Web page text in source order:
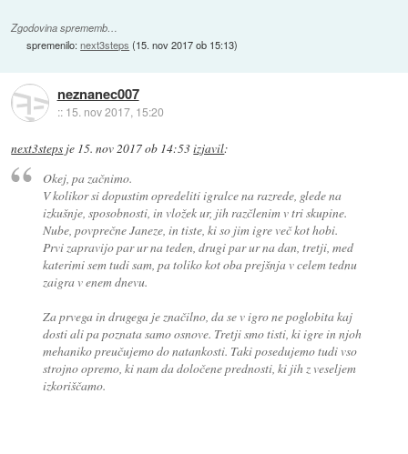
Zgodovina sprememb…
spremenilo:next3steps (15. nov 2017 ob 15:13)
neznanec007
:: 15. nov 2017, 15:20
next3steps je 15. nov 2017 ob 14:53izjavil:
Okej, pa začnimo.
V kolikor si dopustim opredeliti igralce na razrede, glede na
izkušnje, sposobnosti, in vložek ur, jih razčlenim v tri skupine.
Nube, povprečne Janeze, in tiste, ki so jim igre več kot hobi.
Prvi zapravijo par ur na teden, drugi par ur na dan, tretji, med
katerimi sem tudi sam, pa toliko kot oba prejšnja v celem tednu
zaigra v enem dnevu.
Za prvega in drugega je značilno, da se v igro ne poglobita kaj
dosti ali pa poznata samo osnove. Tretji smo tisti, ki igre in njoh
mehaniko preučujemo do natankosti. Taki posedujemo tudi vso
strojno opremo, ki nam da določene prednosti, ki jih z veseljem
izkoriščamo.